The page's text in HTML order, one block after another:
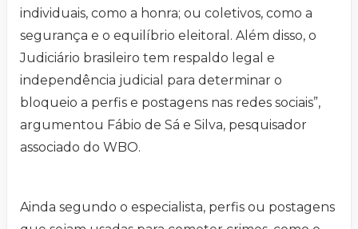
individuais, como a honra; ou coletivos, como a
segurança e o equilíbrio eleitoral. Além disso, o
Judiciário brasileiro tem respaldo legal e
independência judicial para determinar o
bloqueio a perfis e postagens nas redes sociais”,
argumentou Fábio de Sá e Silva, pesquisador
associado do WBO.
Ainda segundo o especialista, perfis ou postagens